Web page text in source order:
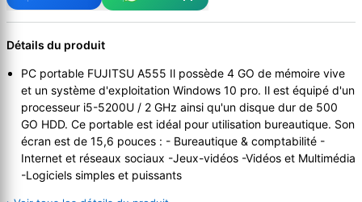
Détails du produit
PC portable FUJITSU A555 Il possède 4 GO de mémoire vive
et un système d'exploitation Windows 10 pro. Il est équipé d'un
processeur i5-5200U / 2 GHz ainsi qu'un disque dur de 500
GO HDD. Ce portable est idéal pour utilisation bureautique. Son
écran est de 15,6 pouces : - Bureautique & comptabilité -
Internet et réseaux sociaux -Jeux-vidéos -Vidéos et Multimédia
-Logiciels simples et puissants